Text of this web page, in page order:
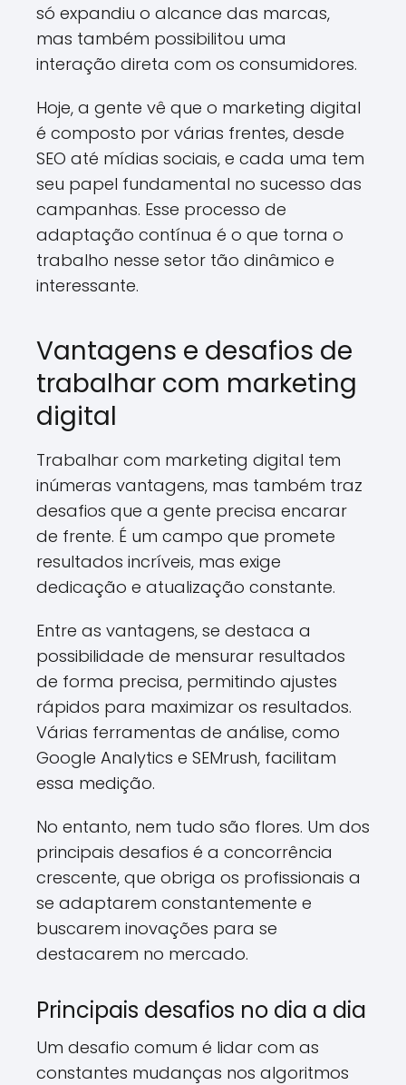
só expandiu o alcance das marcas,
mas também possibilitou uma
interação direta com os consumidores.
Hoje, a gente vê que o marketing digital
é composto por várias frentes, desde
SEO até mídias sociais, e cada uma tem
seu papel fundamental no sucesso das
campanhas. Esse processo de
adaptação contínua é o que torna o
trabalho nesse setor tão dinâmico e
interessante.
Vantagens e desafios de
trabalhar com marketing
digital
Trabalhar com marketing digital tem
inúmeras vantagens, mas também traz
desafios que a gente precisa encarar
de frente. É um campo que promete
resultados incríveis, mas exige
dedicação e atualização constante.
Entre as vantagens, se destaca a
possibilidade de mensurar resultados
de forma precisa, permitindo ajustes
rápidos para maximizar os resultados.
Várias ferramentas de análise, como
Google Analytics e SEMrush, facilitam
essa medição.
No entanto, nem tudo são flores. Um dos
principais desafios é a concorrência
crescente, que obriga os profissionais a
se adaptarem constantemente e
buscarem inovações para se
destacarem no mercado.
Principais desafios no dia a dia
Um desafio comum é lidar com as
constantes mudanças nos algoritmos